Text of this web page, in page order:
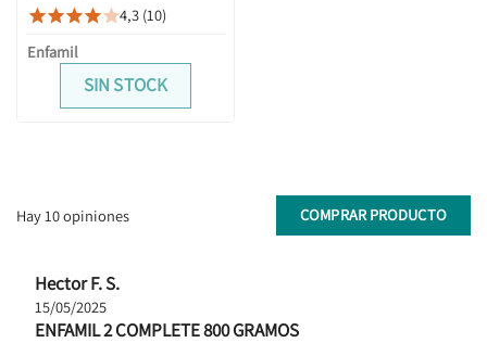
4,3 (10)
Enfamil
SIN STOCK
Hay 10 opiniones COMPRAR PRODUCTO
Hector F. S.
15/05/2025
ENFAMIL 2 COMPLETE 800 GRAMOS